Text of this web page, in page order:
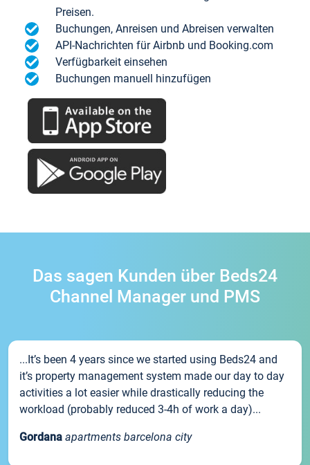
Preisen.
Buchungen, Anreisen und Abreisen verwalten
API-Nachrichten für Airbnb und Booking.com
Verfügbarkeit einsehen
Buchungen manuell hinzufügen
Das sagen Kunden über Beds24
Channel Manager und PMS
...It’s been 4 years since we started using Beds24 and
it’s property management system made our day to day
activities a lot easier while drastically reducing the
workload (probably reduced 3-4h of work a day)...
Gordana apartments barcelona city